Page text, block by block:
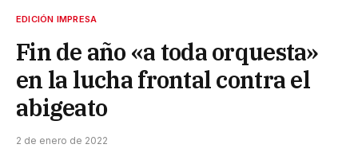
EDICIÓN IMPRESA
Fin de año «a toda orquesta»
en la lucha frontal contra el
abigeato
2 de enero de 2022